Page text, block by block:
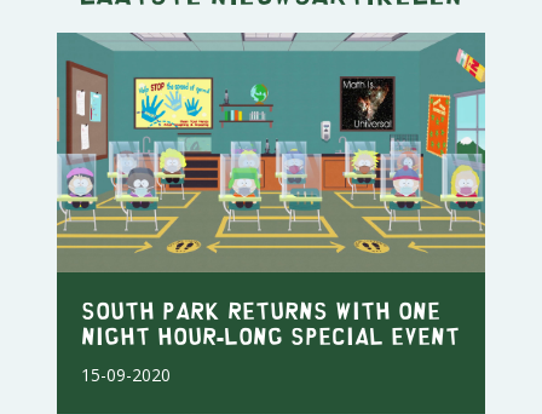
SOUTH PARK RETURNS WITH ONE
NIGHT HOUR-LONG SPECIAL EVENT
15-09-2020